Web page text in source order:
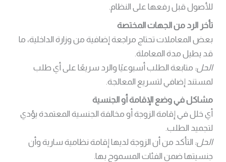
للأصول قبل رفعها على النظام.
تأخر الرد من الجهات المختصة
بعض المعاملات تحتاج مراجعة إضافية من وزارة الداخلية، ما
قد يطيل مدة المعاملة.
الحل: متابعة الطلب أسبوعيًا والرد سريعًا على أي طلب
لمستند إضافي لتسريع المعالجة.
مشاكل في وضع الإقامة أو الجنسية
أي خلل في إقامة الزوجة أو مخالفة الجنسية المعتمدة يؤدي
لتجميد الطلب.
الحل: التأكد من أن الزوجة لديها إقامة نظامية سارية وأن
جنسيتها ضمن الفئات المسموح بها.